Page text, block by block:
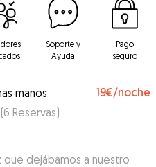
Soporte y
Ayuda
Pago
seguro
manos 19€/noche
(6 Reservas)
que dejábamos a nuestro